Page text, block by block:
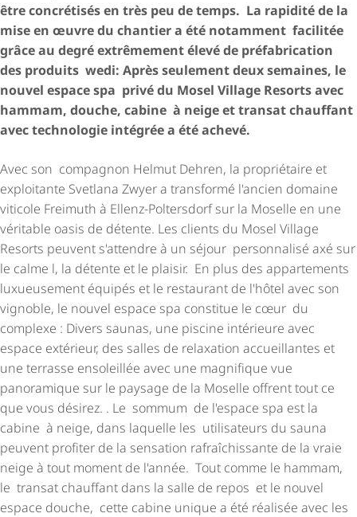
être concrétisés en très peu de temps. La rapidité de la
mise en œuvre du chantier a été notamment facilitée
grâce au degré extrêmement élevé de préfabrication
des produits wedi: Après seulement deux semaines, le
nouvel espace spa privé du Mosel Village Resorts avec
hammam, douche, cabine à neige et transat chauffant
avec technologie intégrée a été achevé.
Avec son compagnon Helmut Dehren, la propriétaire et
exploitante Svetlana Zwyer a transformé l'ancien domaine
viticole Freimuth à Ellenz-Poltersdorf sur la Moselle en une
véritable oasis de détente. Les clients du Mosel Village
Resorts peuvent s'attendre à un séjour personnalisé axé sur
le calme l, la détente et le plaisir. En plus des appartements
luxueusement équipés et le restaurant de l'hôtel avec son
vignoble, le nouvel espace spa constitue le cœur du
complexe : Divers saunas, une piscine intérieure avec
espace extérieur, des salles de relaxation accueillantes et
une terrasse ensoleillée avec une magnifique vue
panoramique sur le paysage de la Moselle offrent tout ce
que vous désirez. . Le sommum de l'espace spa est la
cabine à neige, dans laquelle les utilisateurs du sauna
peuvent profiter de la sensation rafraî­chis­sante de la vraie
neige à tout moment de l'année. Tout comme le hammam,
le transat chauffant dans la salle de repos et le nouvel
espace douche, cette cabine unique a été réalisée avec les